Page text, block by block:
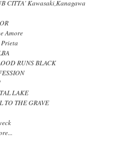
CITTA' Kawasaki,Kanagawa
Amore
RUNS BLACK
LAKE
TO THE GRAVE